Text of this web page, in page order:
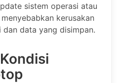
sistem operasi atau
kerusakan
data yang disimpan.